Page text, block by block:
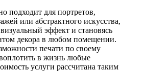
подходит для портретов,
или абстрактного искусства,
эффект и становясь
декора в любом помещении.
печати по своему
в жизнь любые
услуги рассчитана таким